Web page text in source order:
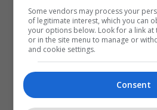
Some vendors may process your
of legitimate interest, which you can
your options below. Look for a link
or in the site menu to manage or
and cookie settings.
Consent